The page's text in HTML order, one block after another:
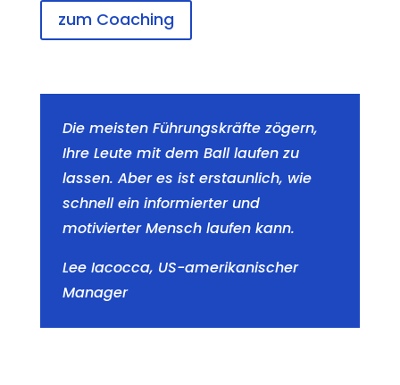
zum Coaching
Die meisten Führungskräfte zögern,
Ihre Leute mit dem Ball laufen zu
lassen. Aber es ist erstaunlich, wie
schnell ein informierter und
motivierter Mensch laufen kann.
Lee Iacocca, US-amerikanischer
Manager